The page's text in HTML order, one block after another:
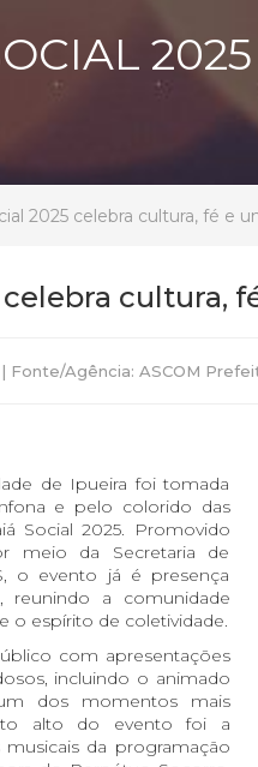
2025 celebra cultura, fé e
cultura,
Fonte/Agência: ASCOM
de Ipueira foi tomada
e pelo colorido das
Social 2025. Promovido
meio da Secretaria de
o evento já é presença
reunindo a comunidade
o espírito de coletividade.
com apresentações
incluindo o animado
dos momentos mais
alto do evento foi a
musicais da programação